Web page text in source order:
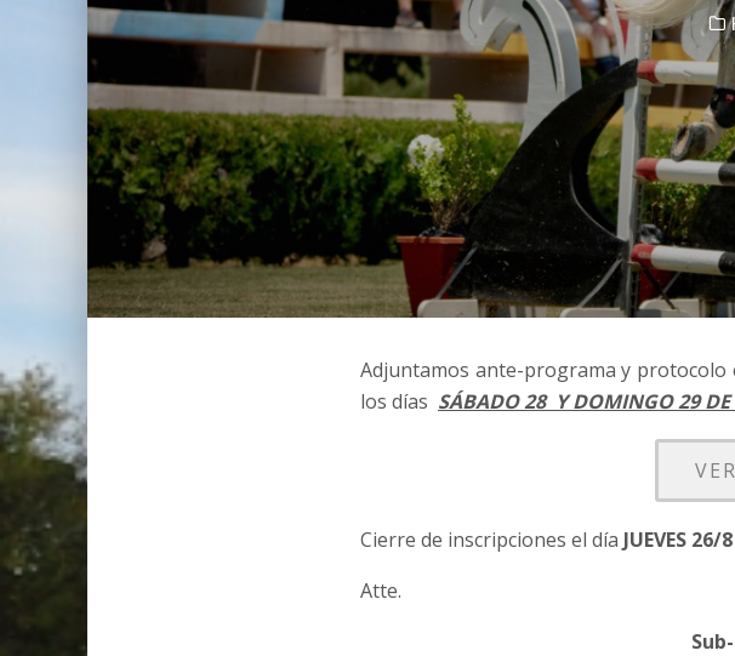
Adjuntamos ante-programa y protocolo
los días SÁBADO 28 Y DOMINGO 29 DE
Cierre de inscripciones el día JUEVES 26/
Atte.